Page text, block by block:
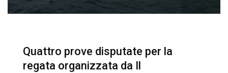
Quattro prove disputate per la
regata organizzata da Il